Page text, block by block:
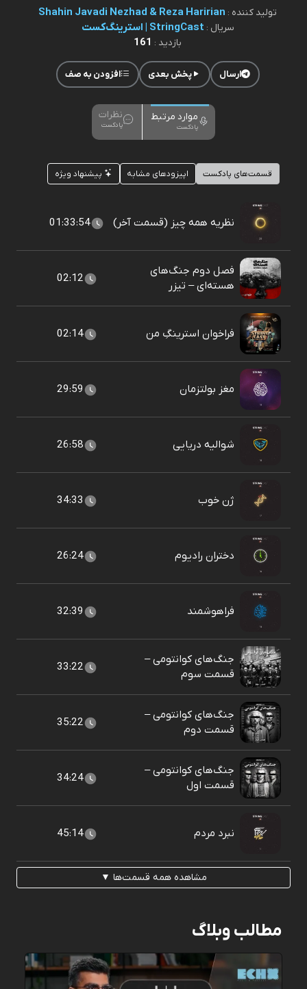
تولید کننده : Shahin Javadi Nezhad & Reza Haririan
سریال : StringCast | استرینگ‌کست
بازدید : 161
ارسال پخش بعدی افزودن به صف
موارد مرتبط
پادکست
نظرات
پادکست
قسمت‌های پادکست اپیزودهای مشابه پیشنهاد ویژه
نظریه همه چیز (قسمت آخر) 01:33:54
فصل دوم جنگ‌های
هسته‌ای – تیزر
02:12
فراخوان استرینگِ‌ من 02:14
مغز بولتزمان 29:59
شوالیه دریایی 26:58
ژن خوب 34:33
دختران رادیوم 26:24
فراهوشمند 32:39
جنگ‌های کوانتومی –
قسمت سوم
33:22
جنگ‌های کوانتومی –
قسمت دوم
35:22
جنگ‌های کوانتومی –
قسمت اول
34:24
نبرد مردم 45:14
مشاهده همه قسمت‌ها ▼
مطالب وبلاگ